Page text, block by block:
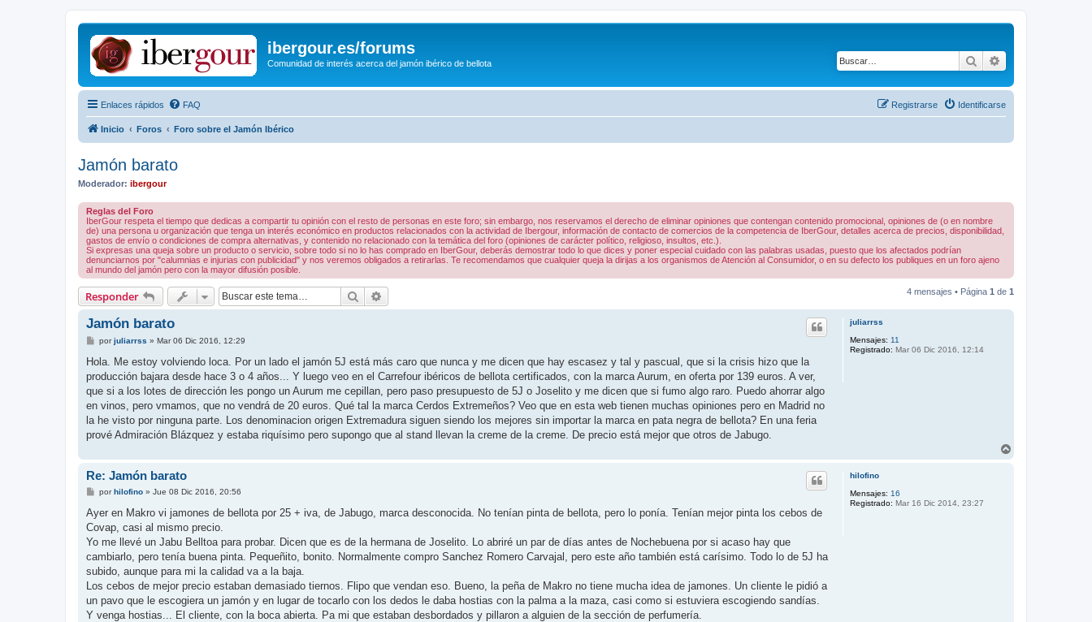
ibergour.es/forums
Comunidad de interés acerca del jamón ibérico de bellota Buscar
Enlaces rápidos FAQ Identificarse
Registrarse
Inicio Foros Foro sobre el Jamón Ibérico
Jamón barato
Moderador: ibergour
Reglas del Foro
IberGour respeta el tiempo que dedicas a compartir tu opinión con el resto de personas en este foro; sin embargo, nos reservamos el derecho de eliminar opiniones que contengan contenido promocional, opiniones de (o en nombre
de) una persona u organización que tenga un interés económico en productos relacionados con la actividad de Ibergour, información de contacto de comercios de la competencia de IberGour, detalles acerca de precios, disponibilidad,
gastos de envío o condiciones de compra alternativas, y contenido no relacionado con la temática del foro (opiniones de carácter político, religioso, insultos, etc.).
Si expresas una queja sobre un producto o servicio, sobre todo si no lo has comprado en IberGour, deberás demostrar todo lo que dices y poner especial cuidado con las palabras usadas, puesto que los afectados podrían
denunciarnos por "calumnias e injurias con publicidad" y nos veremos obligados a retirarlas. Te recomendamos que cualquier queja la dirijas a los organismos de Atención al Consumidor, o en su defecto los publiques en un foro ajeno
al mundo del jamón pero con la mayor difusión posible.
Responder Buscar 4 mensajes • Página 1 de 1
juliarrss
Mensajes: 11
Registrado: Mar 06 Dic 2016, 12:14
Jamón barato
M
n
a
j
porjuliarrss » Mar 06 Dic 2016, 12:29
Hola. Me estoy volviendo loca. Por un lado el jamón 5J está más caro que nunca y me dicen que hay escasez y tal y pascual, que si la crisis hizo que la
producción bajara desde hace 3 o 4 años... Y luego veo en el Carrefour ibéricos de bellota certificados, con la marca Aurum, en oferta por 139 euros. A ver,
que si a los lotes de dirección les pongo un Aurum me cepillan, pero paso presupuesto de 5J o Joselito y me dicen que si fumo algo raro. Puedo ahorrar algo
en vinos, pero vmamos, que no vendrá de 20 euros. Qué tal la marca Cerdos Extremeños? Veo que en esta web tienen muchas opiniones pero en Madrid no
la he visto por ninguna parte. Los denominacion origen Extremadura siguen siendo los mejores sin importar la marca en pata negra de bellota? En una feria
prové Admiración Blázquez y estaba riquísimo pero supongo que al stand llevan la creme de la creme. De precio está mejor que otros de Jabugo.
hilofino
Mensajes: 16
Registrado: Mar 16 Dic 2014, 23:27
Re: Jamón barato
M
n
s
a
j
porhilofino» Jue 08 Dic 2016, 20:56
Ayer en Makro vi jamones de bellota por 25 + iva, de Jabugo, marca desconocida. No tenían pinta de bellota, pero lo ponía. Tenían mejor pinta los cebos de
Covap, casi al mismo precio.
Yo me llevé un Jabu Belltoa para probar. Dicen que es de la hermana de Joselito. Lo abriré un par de días antes de Nochebuena por si acaso hay que
cambiarlo, pero tenía buena pinta. Pequeñito, bonito. Normalmente compro Sanchez Romero Carvajal, pero este año también está carísimo. Todo lo de 5J ha
subido, aunque para mi la calidad va a la baja.
Los cebos de mejor precio estaban demasiado tiernos. Flipo que vendan eso. Bueno, la peña de Makro no tiene mucha idea de jamones. Un cliente le pidió a
un pavo que le escogiera un jamón y en lugar de tocarlo con los dedos le daba hostias con la palma a la maza, casi como si estuviera escogiendo sandías.
Y venga hostias... El cliente, con la boca abierta. Pa mi que estaban desbordados y pillaron a alguien de la sección de perfumería.